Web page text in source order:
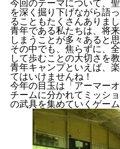
今回のテーマについて、
を深く掘り下げながら語
ることもたくさんありまし
青年である私たちは、将
しまうことが多々あると思
その中でも、焦らずに、
して歩むことの大切さを
青年キャンプといえば、
てはいけませんね！
今年の目玉は「アーマー
チームに分かれてミッシ
の武具を集めていくゲー